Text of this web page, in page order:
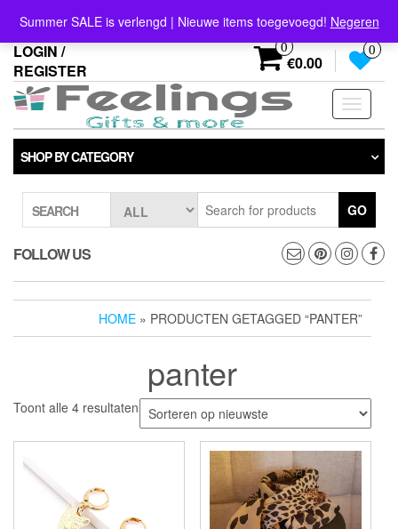
the
content
Summer SALE is verlengd | Nieuwe items toegevoegd! Negeren
info@feelings-giftshop.nl
LOGIN /
REGISTER
0
€0.00
0
Toggle
SHOP BY CATEGORY
SEARCH GO
FOLLOW US
HOME » PRODUCTEN GETAGGED “PANTER”
panter
Toont alle 4 resultaten Gesorteerd
op
nieuwste